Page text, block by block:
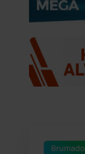
Brumado